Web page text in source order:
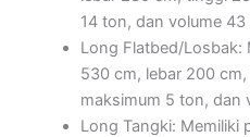
14 ton, dan volume 43
Long Flatbed/Losbak:
530 cm, lebar 200
maksimum 5 ton, dan
Long Tangki: Memiliki